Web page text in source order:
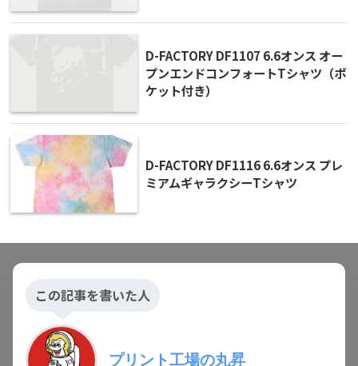
D-FACTORY DF1107 6.6オンス オー
プンエンドコンフォートTシャツ（ポ
ケット付き）
D-FACTORY DF1116 6.6オンス プレ
ミアムギャラクシーTシャツ
この記事を書いた人
プリント工場の丸昇